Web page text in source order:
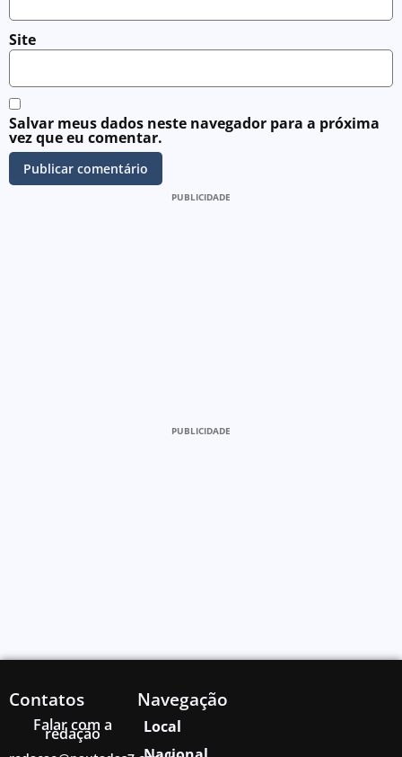
Site
Salvar meus dados neste navegador para a próxima
vez que eu comentar.
PUBLICIDADE
PUBLICIDADE
Contatos
Falar com a
redação
Navegação
Local